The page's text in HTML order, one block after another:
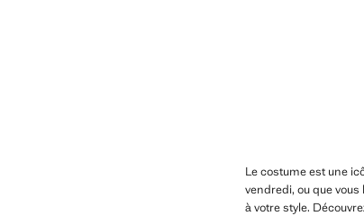
Le costume est une
vendredi, ou que
à votre style.